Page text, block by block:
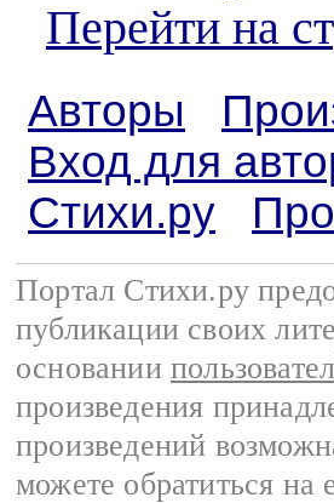
Перейти на
Авторы
Вход для
Стихи.ру
Портал Стихи.ру
публикации своих
основании
произведения
произведений
можете обратиться на